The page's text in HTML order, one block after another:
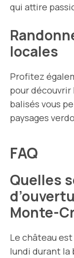
qui attire
locales
Profitez
pour découvrir
balisés vous
paysages
FAQ
Quelles
Monte-
Le château
lundi durant la